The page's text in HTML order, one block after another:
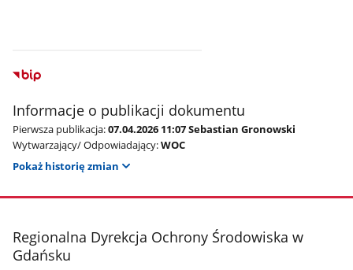
Informacje o publikacji dokumentu
Pierwsza publikacja:07.04.2026 11:07 Sebastian Gronowski
Wytwarzający/ Odpowiadający:WOC
Pokaż historię zmian
stopka
Regionalna Dyrekcja Ochrony Środowiska w
Gdańsku